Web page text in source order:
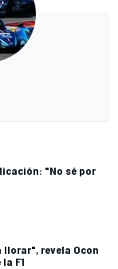
"No sé por
llorar", revela Ocon
F1